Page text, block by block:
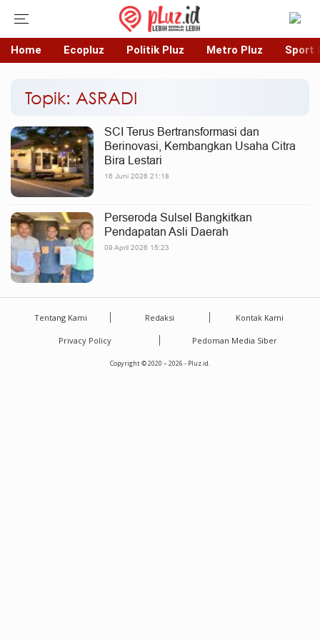
Home Ecopluz Politik Pluz Metro Pluz Sport
Topik: ASRADI
SCI Terus Bertransformasi dan
Berinovasi, Kembangkan Usaha Citra
Bira Lestari
16 Juni 2026 21:18
Perseroda Sulsel Bangkitkan
Pendapatan Asli Daerah
09 April 2026 15:23
Tentang Kami Redaksi Kontak Kami
Privacy Policy Pedoman Media Siber
Copyright © 2020 – 2026 - Pluz.id.